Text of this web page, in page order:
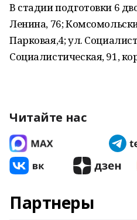
В стадии подготовки 6
Ленина, 76;
Парковая,4; ул.
Социалистическая, 91,
Читайте нас
Партнеры